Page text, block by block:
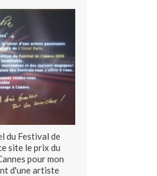
du Festival de
site le prix du
pour mon
d'une artiste